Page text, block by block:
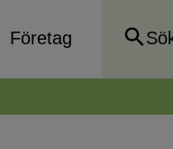
Företag